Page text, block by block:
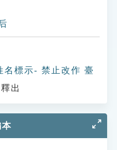
名標示- 禁止改作 臺
出